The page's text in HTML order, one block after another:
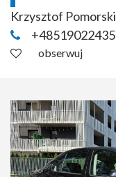
Krzysztof Pomorski
+48519022435
obserwuj